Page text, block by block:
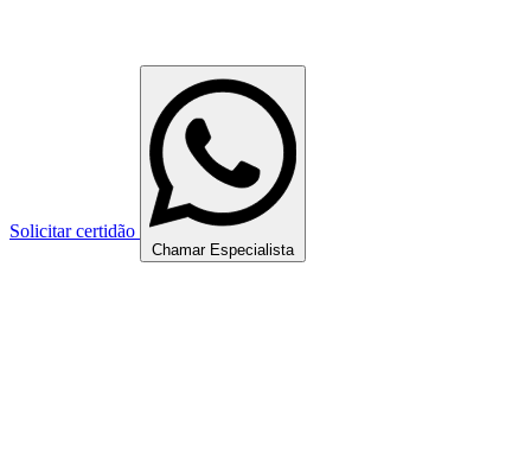
Solicitar certidão
Chamar Especialista